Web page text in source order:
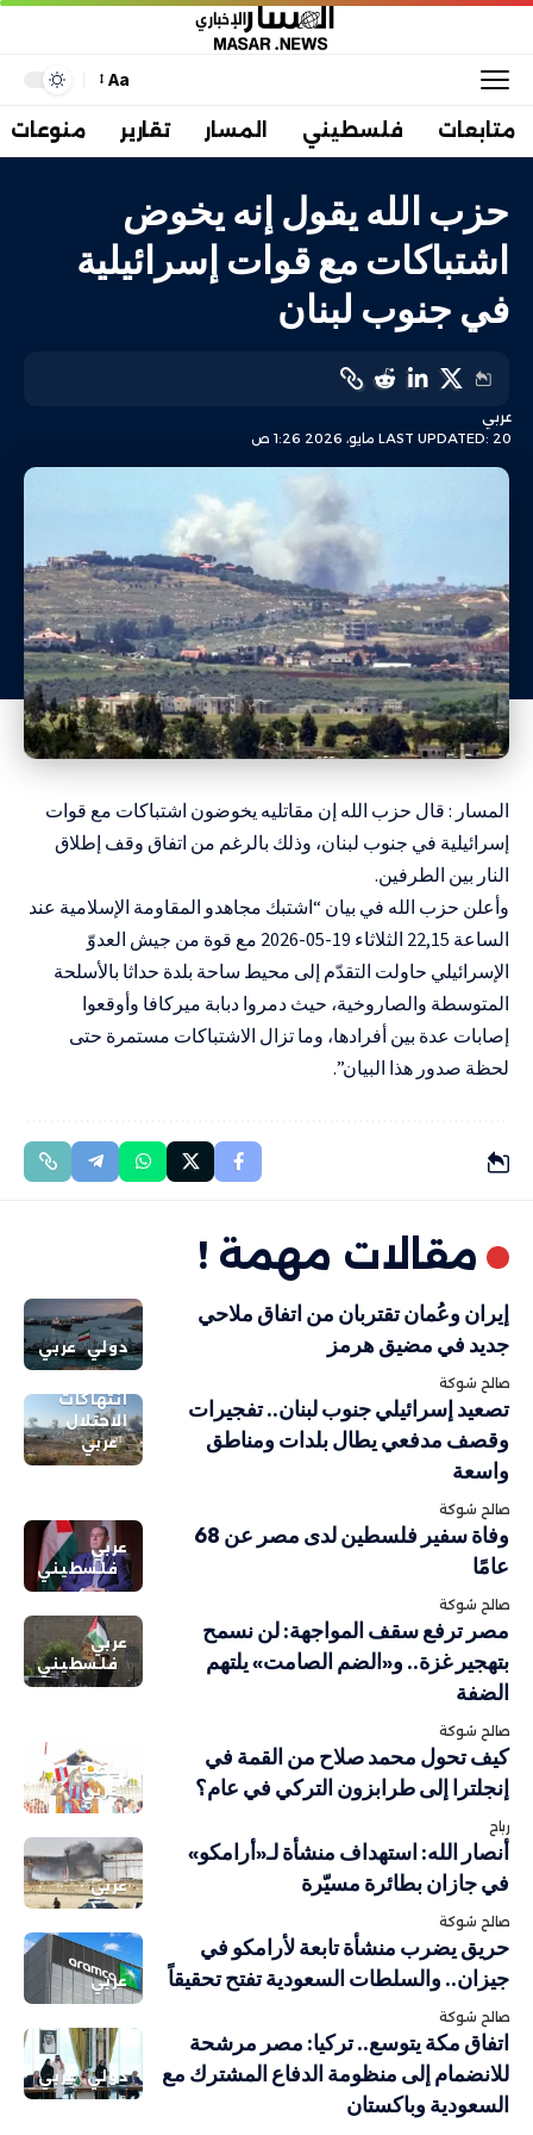
Aa
متابعات فلسطيني المسار تقارير منوعات
حزب الله يقول إنه يخوض
اشتباكات مع قوات إسرائيلية
في جنوب لبنان
LAST UPDATED: 20 مايو، 2026 1:26 ص
عربي
المسار : قال حزب الله إن مقاتليه يخوضون اشتباكات مع قوات
إسرائيلية في جنوب لبنان، وذلك بالرغم من اتفاق وقف إطلاق
النار بين الطرفين.
وأعلن حزب الله في بيان “اشتبك مجاهدو المقاومة الإسلامية عند
الساعة 22,15 الثلاثاء 19-05-2026 مع قوة من جيش العدوّ
الإسرائيلي حاولت التقدّم إلى محيط ساحة بلدة حداثا بالأسلحة
المتوسطة والصاروخية، حيث دمروا دبابة ميركافا وأوقعوا
إصابات عدة بين أفرادها، وما تزال الاشتباكات مستمرة حتى
لحظة صدور هذا البيان”.
مقالات مهمة !
دولي عربي
إيران وعُمان تقتربان من اتفاق ملاحي
جديد في مضيق هرمز
صالح شوكة
انتهاكات
الاحتلال
عربي
تصعيد إسرائيلي جنوب لبنان.. تفجيرات
وقصف مدفعي يطال بلدات ومناطق
واسعة
صالح شوكة
عربي
فلسطيني
وفاة سفير فلسطين لدى مصر عن 68
عامًا
صالح شوكة
عربي
فلسطيني
مصر ترفع سقف المواجهة: لن نسمح
بتهجير غزة.. و«الضم الصامت» يلتهم
الضفة
صالح شوكة
رياضة
عربي
كيف تحول محمد صلاح من القمة في
إنجلترا إلى طرابزون التركي في عام؟
رباح
عربي
أنصار الله: استهداف منشأة لـ«أرامكو»
في جازان بطائرة مسيّرة
صالح شوكة
عربي
حريق يضرب منشأة تابعة لأرامكو في
جيزان.. والسلطات السعودية تفتح تحقيقاً
صالح شوكة
دولي عربي
اتفاق مكة يتوسع.. تركيا: مصر مرشحة
للانضمام إلى منظومة الدفاع المشترك مع
السعودية وباكستان